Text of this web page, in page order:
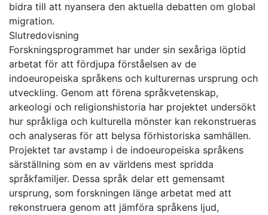
bidra till att nyansera den aktuella debatten om global
migration.
Slutredovisning
Forskningsprogrammet har under sin sexåriga löptid
arbetat för att fördjupa förståelsen av de
indoeuropeiska språkens och kulturernas ursprung och
utveckling. Genom att förena språkvetenskap,
arkeologi och religionshistoria har projektet undersökt
hur språkliga och kulturella mönster kan rekonstrueras
och analyseras för att belysa förhistoriska samhällen.
Projektet tar avstamp i de indoeuropeiska språkens
särställning som en av världens mest spridda
språkfamiljer. Dessa språk delar ett gemensamt
ursprung, som forskningen länge arbetat med att
rekonstruera genom att jämföra språkens ljud,